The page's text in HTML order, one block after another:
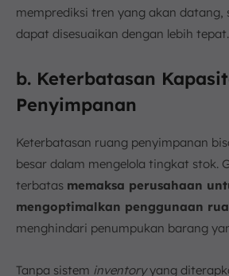
memprediksi tren yang akan datang,
dapat disesuaikan dengan lebih tepat.
b. Keterbatasan
Penyimpanan
Keterbatasan ruang penyimpanan
besar dalam mengelola tingkat stok.
terbatas memaksa perusahaan
mengoptimalkan penggunaan
menghindari penumpukan barang
Tanpa sistem inventoryyang